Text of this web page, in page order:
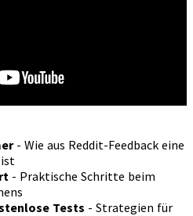
- Wie aus Reddit-Feedback eine
ist
- Praktische Schritte beim
Tests - Strategien für